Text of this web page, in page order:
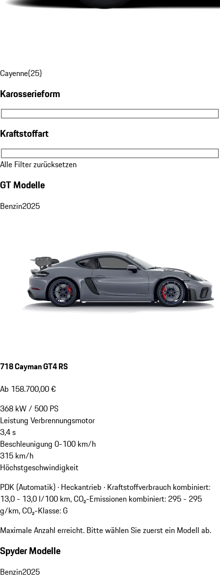
Cayenne(25)
Karosserieform
Karosserieform
Kraftstoffart
Kraftstoffart
Alle Filter zurücksetzen
GT Modelle
Benzin2025
718 Cayman GT4 RS
Ab 158.700,00 €
368 kW/ 500 PS
Leistung Verbrennungsmotor
3,4s
Beschleunigung 0-100 km/h
315 km/h
Höchstgeschwindigkeit
PDK (Automatik) · Heckantrieb · Kraftstoffverbrauch kombiniert:
13,0 - 13,0 l/100 km, CO₂-Emissionen kombiniert: 295 - 295
g/km, CO₂-Klasse: G
Maximale Anzahl erreicht. Bitte wählen Sie zuerst ein Modell ab.
Spyder Modelle
Benzin2025